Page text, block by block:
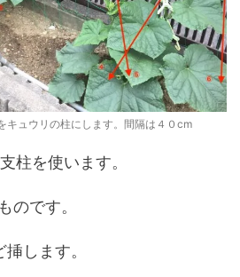
キュウリの柱にします。間隔は４０cm
柱を使います。
のです。
します。